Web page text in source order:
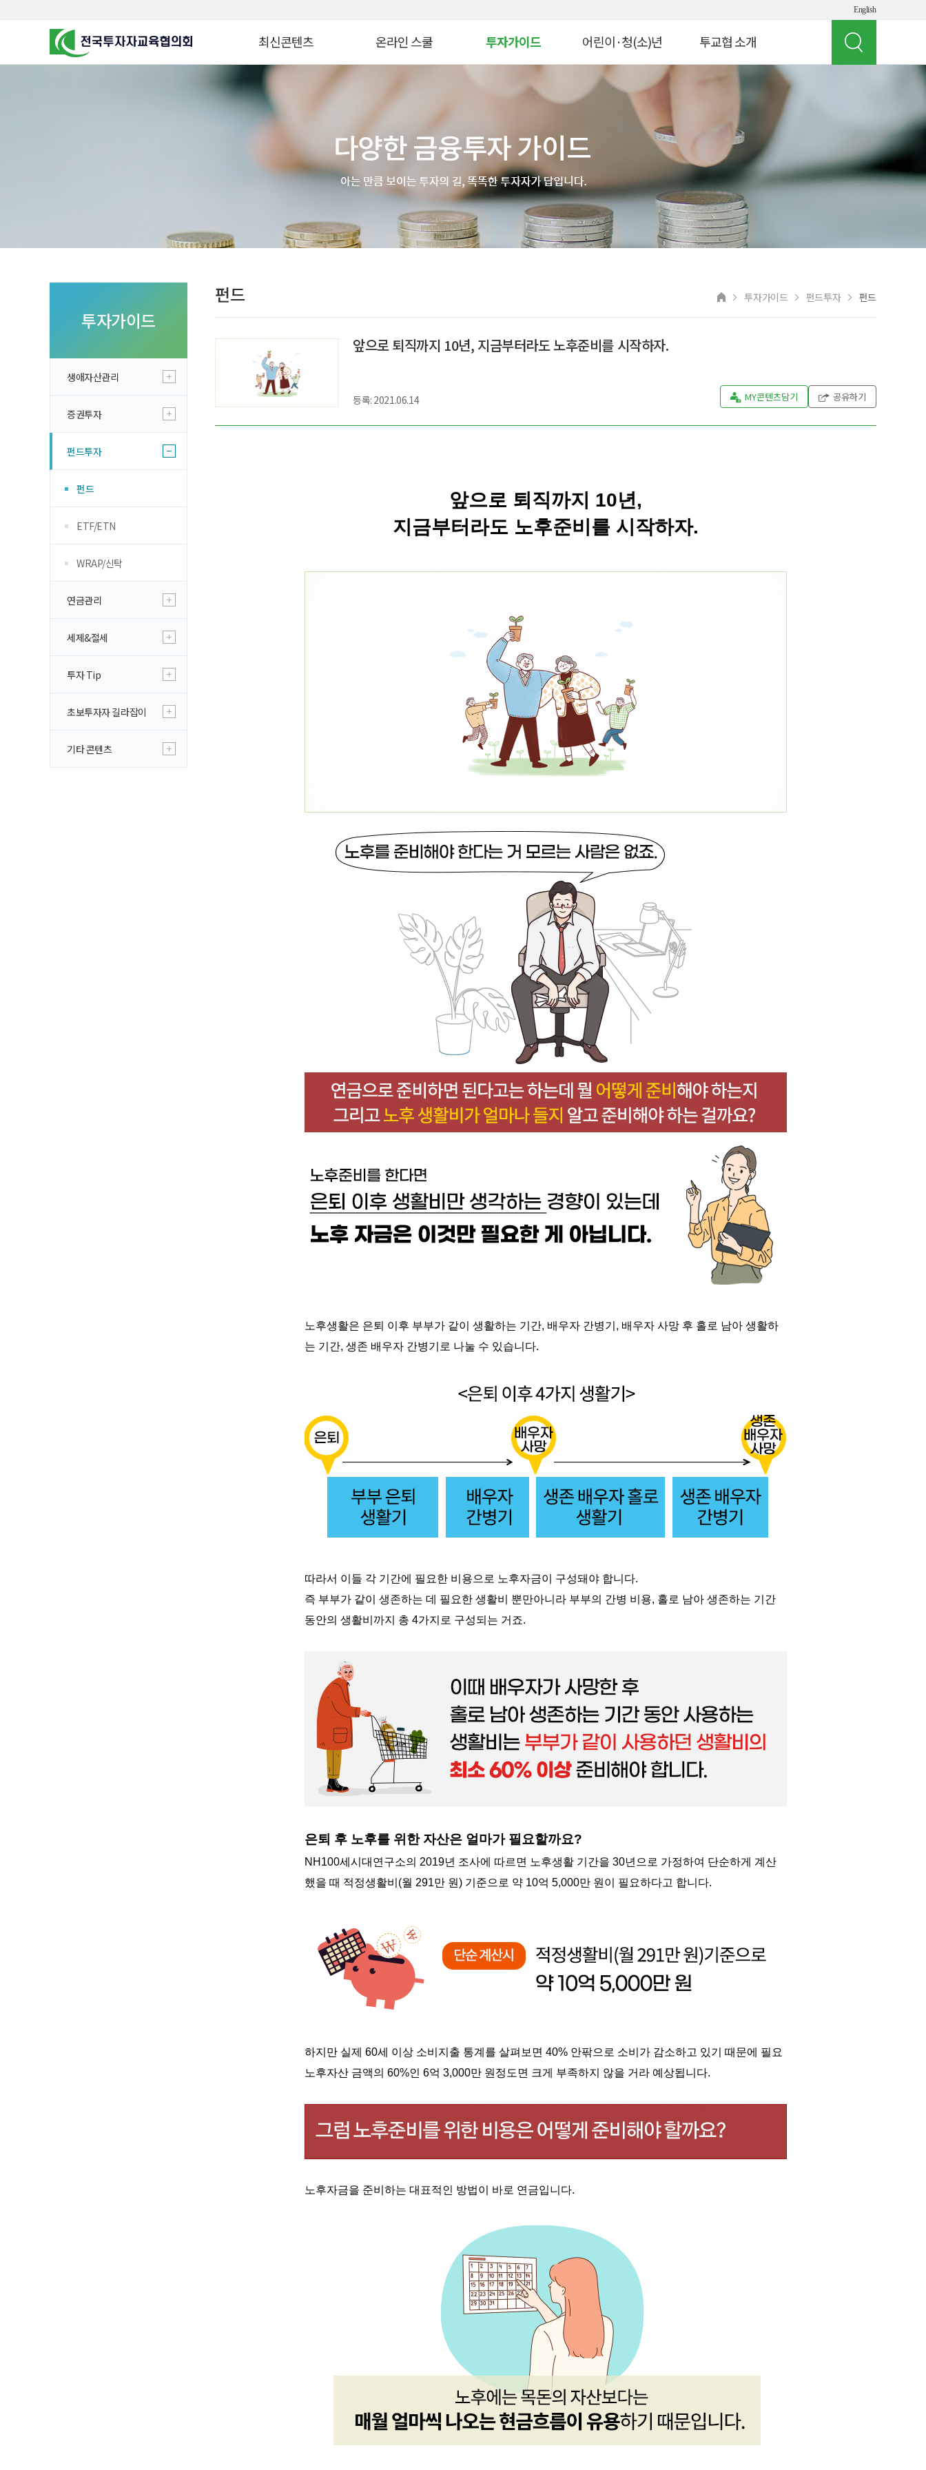
English
최신콘텐츠
찾아가는 군장병 금융투자교육
찾아가는 연금ᆞ자산 관리 교육
군장병 금융투자 아카데미
자립준비청년을 위한 든든한 금융!
실전투자 Insight
온라인 스쿨
연금 스쿨
생애자산관리스쿨
대체투자스쿨
파생상품스쿨
시니어 디지털 금융스쿨
투자가이드
생애자산관리
펀드투자
연금관리
세제&절세
어린이·청(소)년
늘봄교육
파이낸셜 빌리지
모의투자게임 체험
꿈꾸는 여의도 경제버스
금융투자 뮤지컬 '아임유'
어린이&청소년
투교협 소개
투교협 소개
주요 사업
오시는 길
공지사항
상담 연락처
투자가이드
생애자산관리
증권투자
펀드투자
펀드
ETF/ETN
WRAP/신탁
연금관리
세제&절세
투자 Tip
초보투자자 길라잡이
기타 콘텐츠
펀드 투자가이드 펀드투자 펀드
앞으로 퇴직까지 10년, 지금부터라도 노후준비를 시작하자.
등록: 2021.06.14 MY콘텐츠담기 공유하기
앞으로 퇴직까지 10년,
지금부터라도 노후준비를 시작하자.
노후생활은 은퇴 이후 부부가 같이 생활하는 기간, 배우자 간병기 , 배우자 사망 후 홀로 남아 생활하
는 기간, 생존 배우자 간병기로 나눌 수 있습니다.
따라서 이들 각 기간에 필요한 비용으로 노후자금이 구성돼야 합니다.
즉 부부가 같이 생존하는 데 필요한 생활비 뿐만아니라 부부의 간병 비용, 홀로 남아 생존하는 기간
동안의 생활비까지 총 4가지로 구성되는 거죠.
은퇴 후 노후를 위한 자산은 얼마가 필요할까요?
NH100세시대연구소의 2019년 조사에 따르면 노후생활 기간을 30년으로 가정하여 단순하게 계산
했을 때 적정생활비 (월 291만 원) 기준으로 약 10억 5,000만 원이 필요하다고 합니다.
하지만 실제 60세 이상 소비지출 통계를 살펴보면 40% 안팎으로 소비가 감소하고 있기 때문에 필요
노후자산 금액의 60%인 6억 3,000만 원정도면 크게 부족하지 않을 거라 예상됩니다.
노후자금을 준비하는 대표적인 방법이 바로 연금입니다.